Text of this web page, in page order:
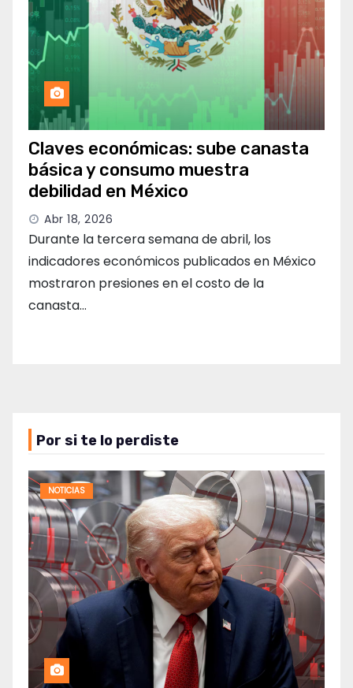
Claves económicas: sube canasta
básica y consumo muestra
debilidad en México
Abr 18, 2026
Durante la tercera semana de abril, los
indicadores económicos publicados en México
mostraron presiones en el costo de la
canasta…
Por si te lo perdiste
NOTICIAS